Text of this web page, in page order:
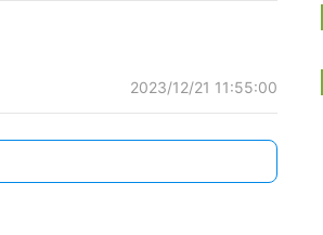
2023/12/21 11:55:00